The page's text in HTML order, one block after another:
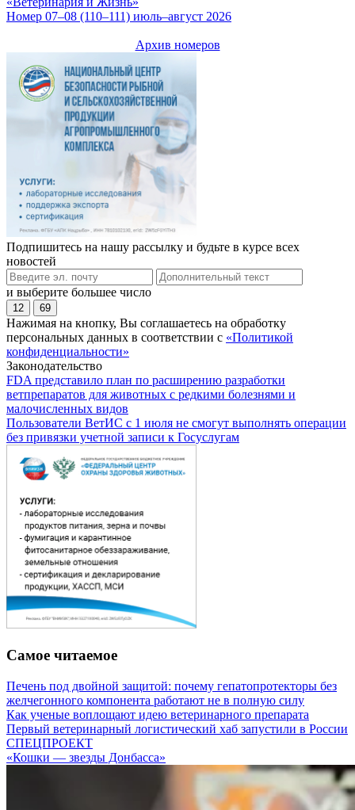
Номер 07–08 (110–111) июль–август 2026
Архив номеров
Подпишитесь на нашу рассылку и будьте в курсе всех
новостей
и выберите большее число
12 69
Нажимая на кнопку, Вы соглашаетесь на обработку
персональных данных в соответствии с «Политикой
конфиденциальности»
Законодательство
FDA представило план по расширению разработки
ветпрепаратов для животных с редкими болезнями и
малочисленных видов
Пользователи ВетИС с 1 июля не смогут выполнять операции
без привязки учетной записи к Госуслугам
Самое читаемое
Печень под двойной защитой: почему гепатопротекторы без
желчегонного компонента работают не в полную силу
Как ученые воплощают идею ветеринарного препарата
Первый ветеринарный логистический хаб запустили в России
СПЕЦПРОЕКТ
«Кошки — звезды Донбасса»